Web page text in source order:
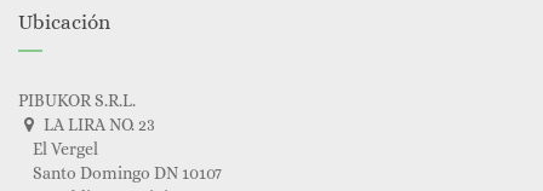
Ubicación
PIBUKOR S.R.L.
LA LIRA NO. 23
El Vergel
Santo Domingo DN 10107